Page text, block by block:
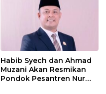
Habib Syech dan Ahmad
Muzani Akan Resmikan
Pondok Pesantren Nur